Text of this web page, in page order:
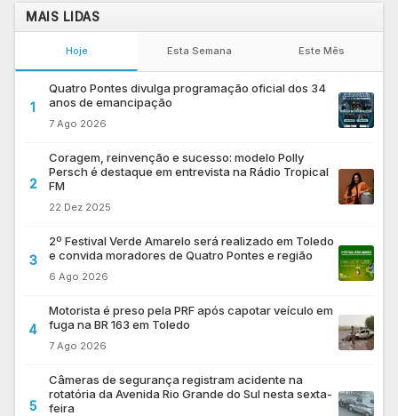
MAIS LIDAS
Hoje Esta Semana Este Mês
1
Quatro Pontes divulga programação oficial dos 34
anos de emancipação
7 Ago 2026
2
Coragem, reinvenção e sucesso: modelo Polly
Persch é destaque em entrevista na Rádio Tropical
FM
22 Dez 2025
3
2º Festival Verde Amarelo será realizado em Toledo
e convida moradores de Quatro Pontes e região
6 Ago 2026
4
Motorista é preso pela PRF após capotar veículo em
fuga na BR 163 em Toledo
7 Ago 2026
5
Câmeras de segurança registram acidente na
rotatória da Avenida Rio Grande do Sul nesta sexta-
feira